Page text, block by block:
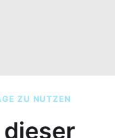
ZU NUTZEN